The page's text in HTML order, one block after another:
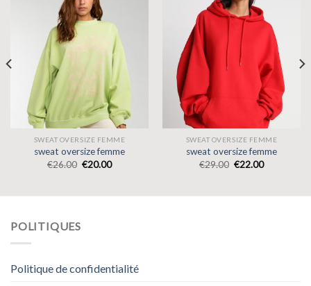
SWEAT OVERSIZE FEMME
sweat oversize femme
€26.00 €20.00
SWEAT OVERSIZE FEMME
sweat oversize femme
€29.00 €22.00
POLITIQUES
Politique de confidentialité